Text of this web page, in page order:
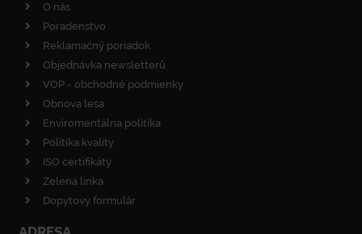
O nás
Poradenstvo
Reklamačný poriadok
Objednávka newsletterů
VOP - obchodné podmienky
Obnova lesa
Enviromentálna politika
Politika kvality
ISO certifikáty
Zelená linka
Dopytový formulár